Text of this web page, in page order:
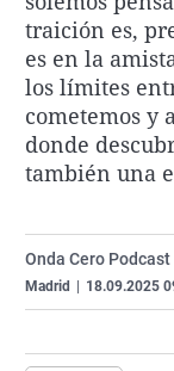
traición es,
es en la
los límites
cometemos y
donde
también una
Onda Cero Podcast
Madrid 18.09.2025